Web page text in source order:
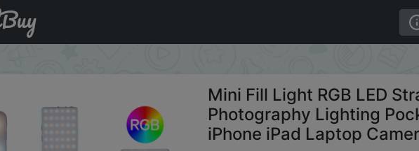
Light RGB LED Straight Pocket Video Photography Lighting Pocket Live
Mini Fill Light RGB LED
Photography Lighting
iPhone iPad Laptop